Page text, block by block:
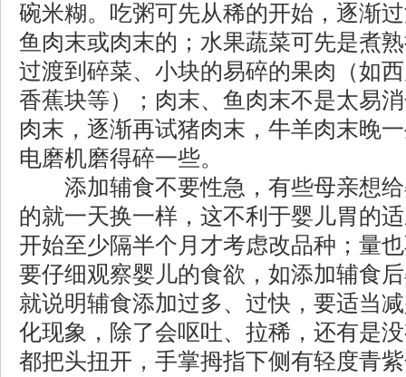
碗米糊。吃粥可先从稀的开始，逐渐
鱼肉末或肉末的；水果蔬菜可先是煮
过渡到碎菜、小块的易碎的果肉（如
香蕉块等）；肉末、鱼肉末不是太易
肉末，逐渐再试猪肉末，牛羊肉末晚
电磨机磨得碎一些。
添加辅食不要性急，有些母亲想给
的就一天换一样，这不利于婴儿胃的
开始至少隔半个月才考虑改品种；量
要仔细观察婴儿的食欲，如添加辅食
就说明辅食添加过多、过快，要适当
化现象，除了会呕吐、拉稀，还有是
都把头扭开，手掌拇指下侧有轻度青